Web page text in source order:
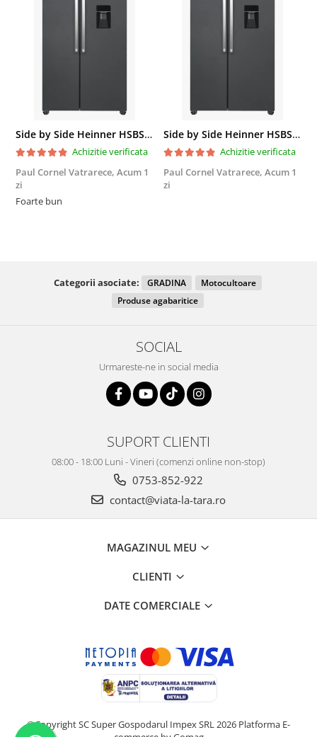
Side by Side Heinner HSBS-HM439NFINVDGWDE++, Total No Frost, Compresor Inverter, Dozator Apa, Display Touch LED, 439 L, Clasa E, Gri Antracit Texturat
Achizitie verificata
Paul Cornel Vatrarece, Acum 1
zi
Foarte bun
Side by Side Heinner HSBS-HM439NFINVDGWDE++, Total No Frost, Compresor Inverter, Dozator Apa, Display Touch LED, 439 L, Clasa E, Gri Antracit Texturat
Achizitie verificata
Paul Cornel Vatrarece, Acum 1
zi
Categorii asociate: GRADINA
Motocultoare
Produse agabaritice
SOCIAL
Urmareste-ne in social media
SUPORT CLIENTI
08:00 - 18:00 Luni - Vineri (comenzi online non-stop)
0753-852-922
contact@viata-la-tara.ro
MAGAZINUL MEU
CLIENTI
DATE COMERCIALE
©Copyright SC Super Gospodarul Impex SRL 2026 Platforma E-